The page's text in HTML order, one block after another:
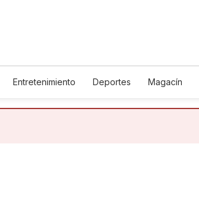
Entretenimiento Deportes Magacín